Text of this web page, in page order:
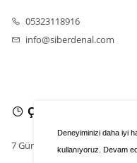
Deneyiminizi daha iyi
kullanıyoruz. Devam
05323118916
info@siberdenal.com
ÇALIŞMA SAATLERİ
7 Gün / 24 Saat